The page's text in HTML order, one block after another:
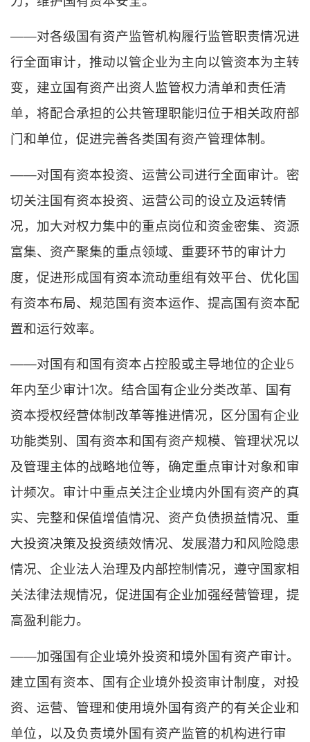
——对各级国有资产监管机构履行监管职责情况进
行全面审计，推动以管企业为主向以管资本为主转
变，建立国有资产出资人监管权力清单和责任清
单，将配合承担的公共管理职能归位于相关政府部
门和单位，促进完善各类国有资产管理体制。
——对国有资本投资、运营公司进行全面审计。密
切关注国有资本投资、运营公司的设立及运转情
况，加大对权力集中的重点岗位和资金密集、资源
富集、资产聚集的重点领域、重要环节的审计力
度，促进形成国有资本流动重组有效平台、优化国
有资本布局、规范国有资本运作、提高国有资本配
置和运行效率。
——对国有和国有资本占控股或主导地位的企业5
年内至少审计1次。结合国有企业分类改革、国有
资本授权经营体制改革等推进情况，区分国有企业
功能类别、国有资本和国有资产规模、管理状况以
及管理主体的战略地位等，确定重点审计对象和审
计频次。审计中重点关注企业境内外国有资产的真
实、完整和保值增值情况、资产负债损益情况、重
大投资决策及投资绩效情况、发展潜力和风险隐患
情况、企业法人治理及内部控制情况，遵守国家相
关法律法规情况，促进国有企业加强经营管理，提
高盈利能力。
——加强国有企业境外投资和境外国有资产审计。
建立国有资本、国有企业境外投资审计制度，对投
资、运营、管理和使用境外国有资产的有关企业和
单位，以及负责境外国有资产监管的机构进行审